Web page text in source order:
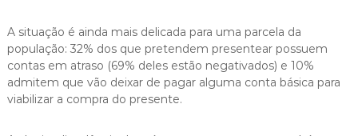
A situação é ainda mais delicada para uma parcela da
população: 32% dos que pretendem presentear possuem
contas em atraso (69% deles estão negativados) e 10%
admitem que vão deixar de pagar alguma conta básica para
viabilizar a compra do presente.